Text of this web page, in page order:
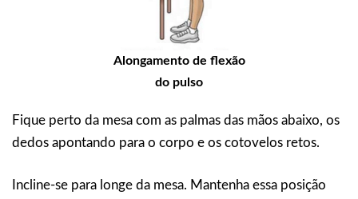
Alongamento de flexão
do pulso
Fique perto da mesa com as palmas das mãos abaixo, os
dedos apontando para o corpo e os cotovelos retos.
Incline-se para longe da mesa. Mantenha essa posição